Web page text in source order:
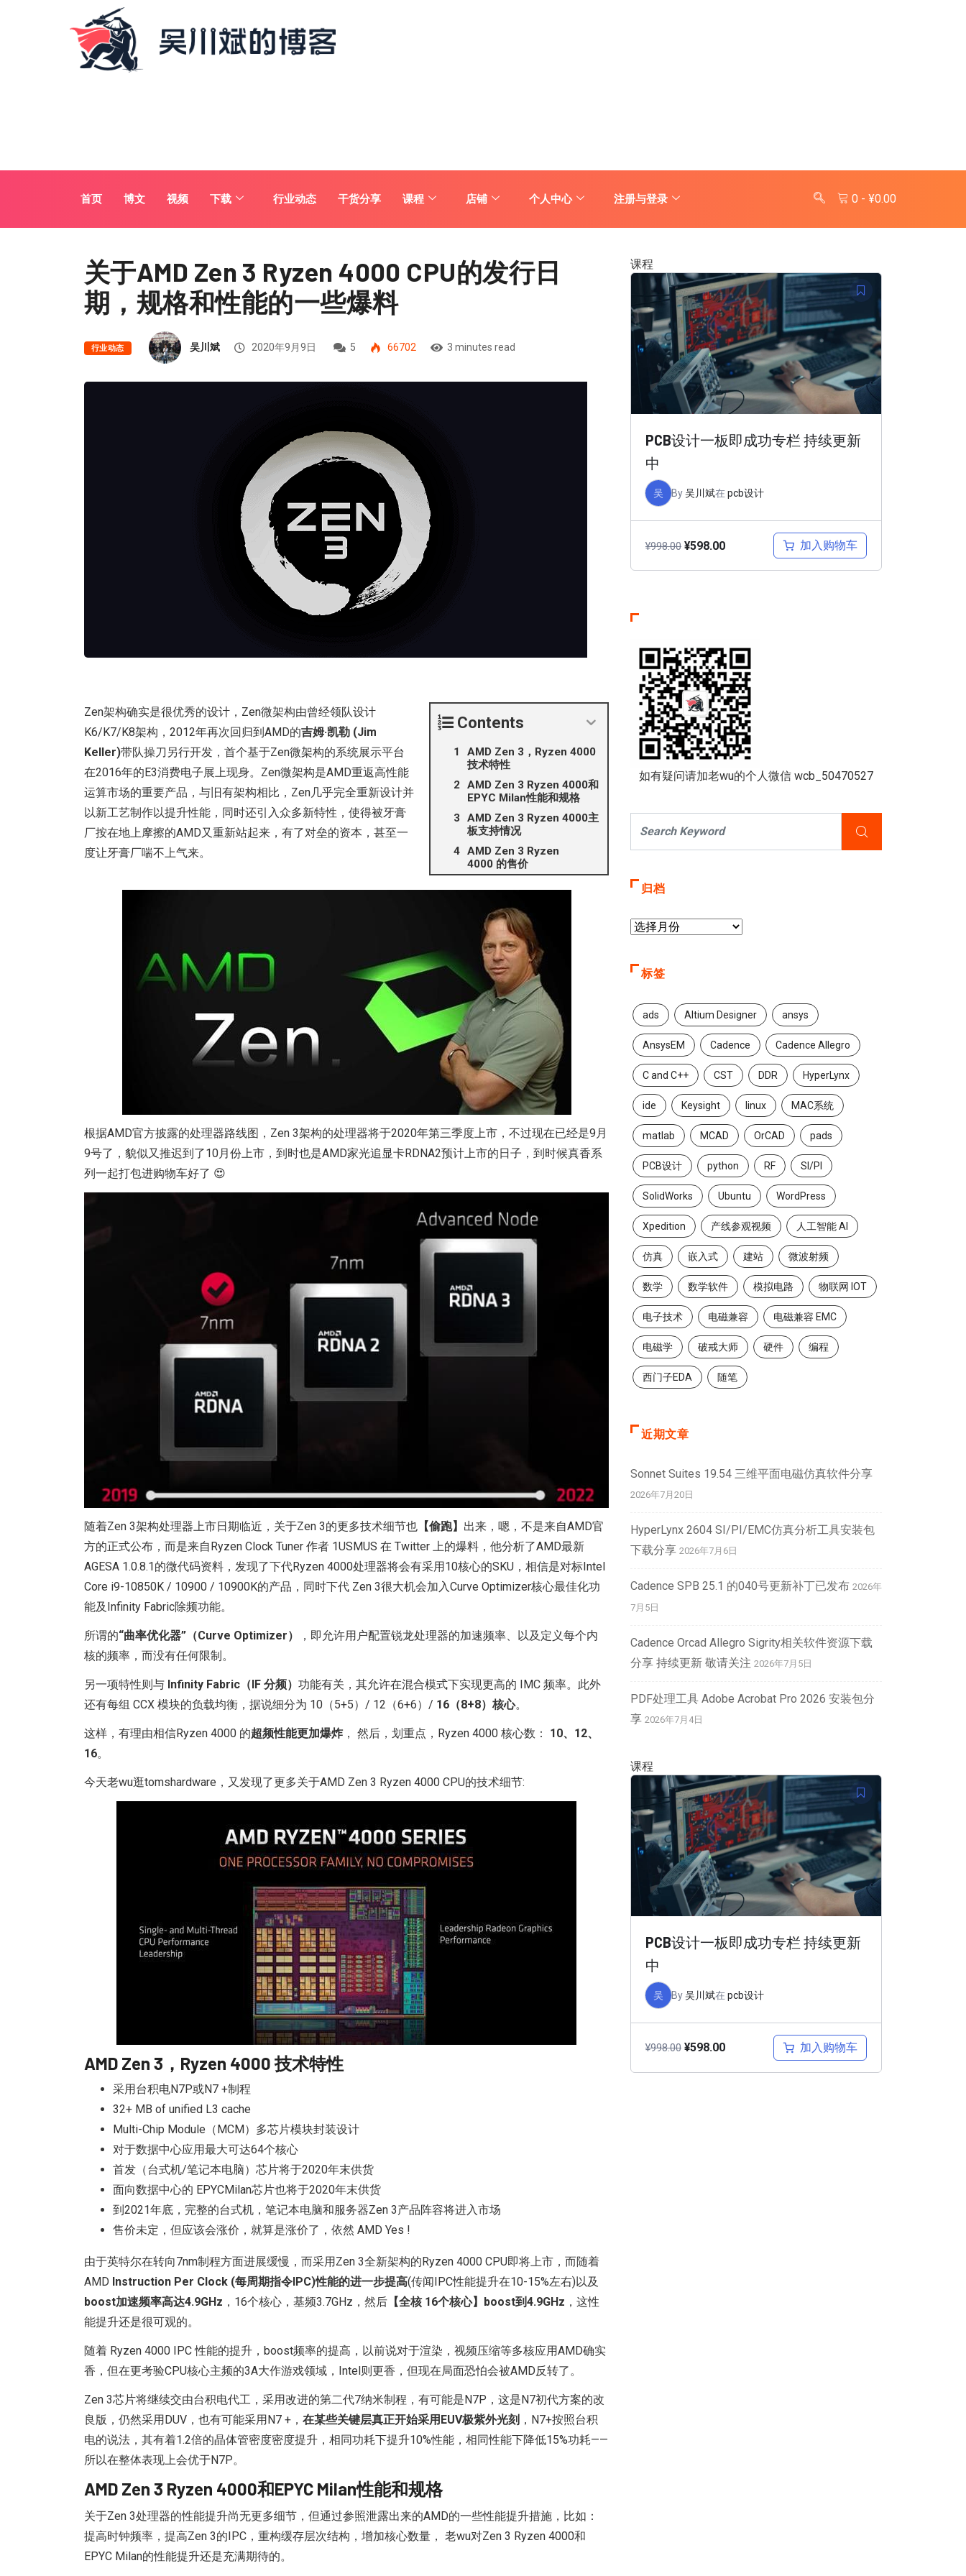
首页 博文 视频 下载 行业动态 干货分享 课程 店铺 个人中心 注册与登录 0 - ¥0.00
关于AMD Zen 3 Ryzen 4000 CPU的发行日
期，规格和性能的一些爆料
行业动态 吴川斌 2020年9月9日 5 66702 3 minutes read
Contents
AMD Zen 3，Ryzen 4000
技术特性
AMD Zen 3 Ryzen 4000和
EPYC Milan性能和规格
AMD Zen 3 Ryzen 4000主
板支持情况
AMD Zen 3 Ryzen
4000 的售价
Zen架构确实是很优秀的设计，Zen微架构由曾经领队设计
K6/K7/K8架构，2012年再次回归到AMD的吉姆·凯勒 (Jim
Keller)带队操刀另行开发，首个基于Zen微架构的系统展示平台
在2016年的E3消费电子展上现身。Zen微架构是AMD重返高性能
运算市场的重要产品，与旧有架构相比，Zen几乎完全重新设计并
以新工艺制作以提升性能，同时还引入众多新特性，使得被牙膏
厂按在地上摩擦的AMD又重新站起来，有了对垒的资本，甚至一
度让牙膏厂喘不上气来。
根据AMD官方披露的处理器路线图，Zen 3架构的处理器将于2020年第三季度上市，不过现在已经是9月
9号了，貌似又推迟到了10月份上市，到时也是AMD家光追显卡RDNA2预计上市的日子，到时候真香系
列一起打包进购物车好了 😍
随着Zen 3架构处理器上市日期临近，关于Zen 3的更多技术细节也 【偷跑】 出来，嗯，不是来自AMD官
方的正式公布，而是来自Ryzen Clock Tuner 作者 1USMUS 在 Twitter 上的爆料，他分析了AMD最新
AGESA 1.0.8.1的微代码资料，发现了下代Ryzen 4000处理器将会有采用10核心的SKU，相信是对标Intel
Core i9-10850K / 10900 / 10900K的产品，同时下代 Zen 3很大机会加入Curve Optimizer核心最佳化功
能及Infinity Fabric除频功能。
所谓的“曲率优化器”（Curve Optimizer）
，即允许用户配置锐龙处理器的加速频率、以及定义每个内
核的频率，而没有任何限制。
另一项特性则与 Infinity Fabric（IF 分频） 功能有关，其允许在混合模式下实现更高的 IMC 频率。此外
还有每组 CCX 模块的负载均衡，据说细分为 10（5+5）/ 12（6+6）/ 16（8+8）核心。
这样，有理由相信Ryzen 4000 的超频性能更加爆炸， 然后，划重点，Ryzen 4000 核心数：
10、12、
16。
今天老wu逛tomshardware，又发现了更多关于AMD Zen 3 Ryzen 4000 CPU的技术细节:
AMD Zen 3，Ryzen 4000 技术特性
采用台积电N7P或N7 +制程
32+ MB of unified L3 cache
Multi-Chip Module（MCM）多芯片模块封装设计
对于数据中心应用最大可达64个核心
首发（台式机/笔记本电脑）芯片将于2020年末供货
面向数据中心的 EPYCMilan芯片也将于2020年末供货
到2021年底，完整的台式机，笔记本电脑和服务器Zen 3产品阵容将进入市场
售价未定，但应该会涨价，就算是涨价了，依然 AMD Yes !
由于英特尔在转向7nm制程方面进展缓慢，而采用Zen 3全新架构的Ryzen 4000 CPU即将上市，而随着
AMD Instruction Per Clock (每周期指令IPC)性能的进一步提高(传闻IPC性能提升在10-15%左右)以及
boost加速频率高达4.9GHz ，16个核心，基频3.7GHz，然后 【全核 16个核心】boost到4.9GHz ，这性
能提升还是很可观的。
随着 Ryzen 4000 IPC 性能的提升，boost频率的提高，以前说对于渲染，视频压缩等多核应用AMD确实
香，但在更考验CPU核心主频的3A大作游戏领域，Intel则更香，但现在局面恐怕会被AMD反转了。
Zen 3芯片将继续交由台积电代工，采用改进的第二代7纳米制程，有可能是N7P，这是N7初代方案的改
良版，仍然采用DUV，也有可能采用N7 +， 在某些关键层真正开始采用EUV极紫外光刻 ，N7+按照台积
电的说法，其有着1.2倍的晶体管密度密度提升，相同功耗下提升10%性能，相同性能下降低15%功耗——
所以在整体表现上会优于N7P。
AMD Zen 3 Ryzen 4000和EPYC Milan性能和规格
关于Zen 3处理器的性能提升尚无更多细节，但通过参照泄露出来的AMD的一些性能提升措施，比如：
提高时钟频率，提高Zen 3的IPC，重构缓存层次结构，增加核心数量， 老wu对Zen 3 Ryzen 4000和
EPYC Milan的性能提升还是充满期待的。
课程
PCB设计一板即成功专栏 持续更新
中
吴 By吴川斌在 pcb设计
¥998.00 ¥598.00 加入购物车
如有疑问请加老wu的个人微信 wcb_50470527
归档
标签
ads Altium Designer ansys
AnsysEM Cadence Cadence Allegro
C and C++ CST DDR HyperLynx
ide Keysight linux MAC系统
matlab MCAD OrCAD pads
PCB设计 python RF SI/PI
SolidWorks Ubuntu WordPress
Xpedition 产线参观视频 人工智能 AI
仿真 嵌入式 建站 微波射频
数学 数学软件 模拟电路 物联网 IOT
电子技术 电磁兼容 电磁兼容 EMC
电磁学 破戒大师 硬件 编程
西门子EDA 随笔
近期文章
Sonnet Suites 19.54 三维平面电磁仿真软件分享
2026年7月20日
HyperLynx 2604 SI/PI/EMC仿真分析工具安装包
下载分享 2026年7月6日
Cadence SPB 25.1 的040号更新补丁已发布 2026年
7月5日
Cadence Orcad Allegro Sigrity相关软件资源下载
分享 持续更新 敬请关注 2026年7月5日
PDF处理工具 Adobe Acrobat Pro 2026 安装包分
享 2026年7月4日
课程
PCB设计一板即成功专栏 持续更新
中
吴 By吴川斌在 pcb设计
¥998.00 ¥598.00 加入购物车